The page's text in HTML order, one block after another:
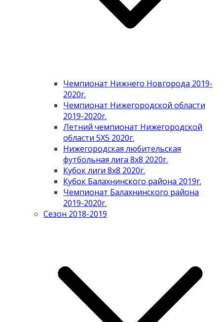
Чемпионат Нижнего Новгорода 2019-
2020г.
Чемпионат Нижегородской области
2019-2020г.
Летний чемпионат Нижегородской
области 5Х5 2020г.
Нижегородская любительская
футбольная лига 8х8 2020г.
Кубок лиги 8х8 2020г.
Кубок Балахнинского района 2019г.
Чемпионат Балахнинского района
2019-2020г.
Сезон 2018-2019